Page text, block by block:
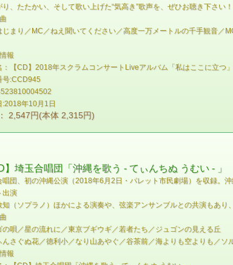
り、たたかい、そして歌い上げた“気高き”歌声を、ぜひお聴き下さ
じまり／MC／ねえ聞いてください／高度一万メートルの千手観音／
報
：【CD】2018年スクラムコンサートLiveアルバム「私はここに立つ」
号:CCD945
:2018年10月1日
2,547円(本体 2,315円)
】埼玉合唱団「沖縄を歌う - てぃんちぬ うむい - 」
唱団、初の沖縄公演（2018年6月2日・パレット市民劇場）を収録。
出演
知（ソプラノ）ほかによる演奏や、弦楽アンサンブルとの共演もあり
の唄／星の流れに／東京ブギウギ／若者たち／ジュゴンの見える丘
んさぐぬ花／徳利小／なり山あやぐ／谷茶前／海よりも空よりも／
報